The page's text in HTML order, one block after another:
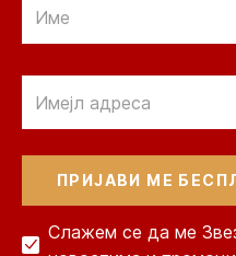
Слажем се да ме